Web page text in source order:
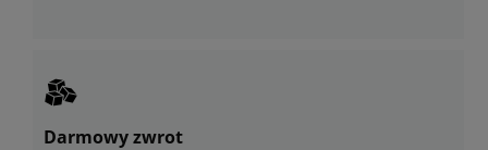
Darmowy zwrot